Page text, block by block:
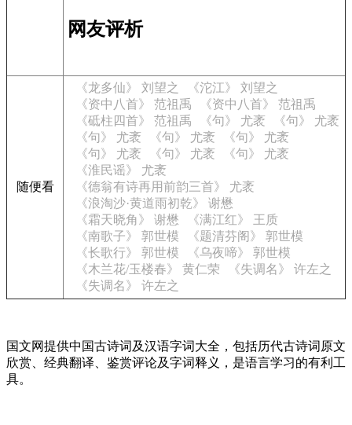
网友评析
随便看
《龙多仙》 刘望之
《沱江》 刘望之
《资中八首》 范祖禹
《资中八首》 范祖禹
《砥柱四首》 范祖禹
《句》 尤袤
《句》 尤袤
《句》 尤袤
《句》 尤袤
《句》 尤袤
《句》 尤袤
《句》 尤袤
《句》 尤袤
《淮民谣》 尤袤
《德翁有诗再用前韵三首》 尤袤
《浪淘沙·黄道雨初乾》 谢懋
《霜天晓角》 谢懋
《满江红》 王质
《南歌子》 郭世模
《题清芬阁》 郭世模
《长歌行》 郭世模
《乌夜啼》 郭世模
《木兰花/玉楼春》 黄仁荣
《失调名》 许左之
《失调名》 许左之
国文网提供中国古诗词及汉语字词大全，包括历代古诗词原文
欣赏、经典翻译、鉴赏评论及字词释义，是语言学习的有利工
具。